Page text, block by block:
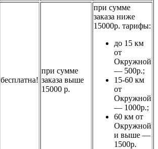
бесплатна!
при сумме
заказа выше
15000 р.
при сумме
заказа ниже
15000р. тарифы:
до 15 км
от
Окружной
— 500р.;
15-60 км
от
Окружной
— 1000р.;
60 км от
Окружной
и выше —
1500р.